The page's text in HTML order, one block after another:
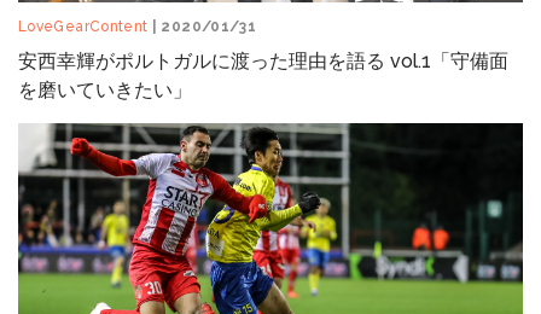
LoveGearContent | 2020/01/31
安西幸輝がポルトガルに渡った理由を語る vol.1「守備面
を磨いていきたい」